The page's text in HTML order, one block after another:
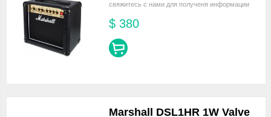
свяжитесь с нами для полученя информации
$ 380
Marshall DSL1HR 1W Valve